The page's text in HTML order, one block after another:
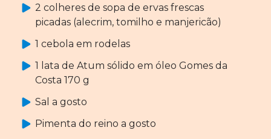
2 colheres de sopa de ervas frescas
picadas (alecrim, tomilho e manjericão)
1 cebola em rodelas
1 lata de Atum sólido em óleo Gomes da
Costa 170 g
Sal a gosto
Pimenta do reino a gosto